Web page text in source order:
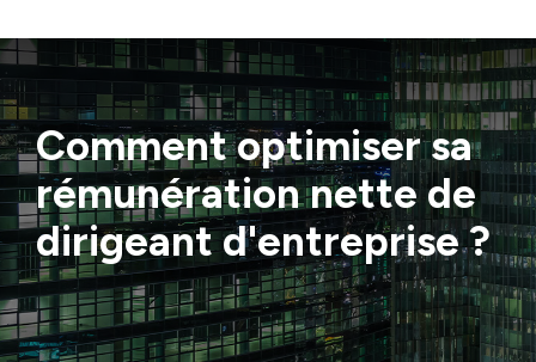
Comment optimiser sa
rémunération nette de
dirigeant d'entreprise ?